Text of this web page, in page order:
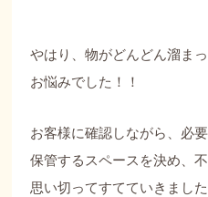
やはり、物がどんどん溜ま
お悩みでした！！
お客様に確認しながら、必要
保管するスペースを決め、
思い切ってすてていきました